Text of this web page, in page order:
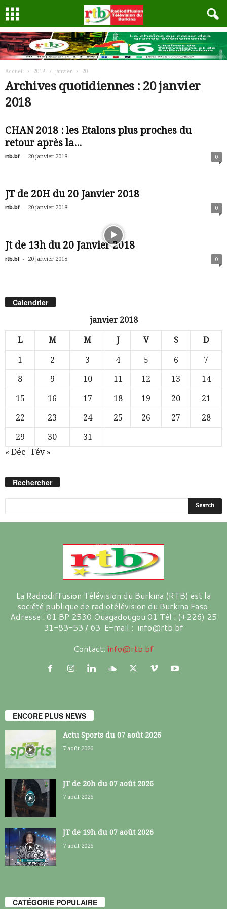
Accueil 2018 janvier 20
Archives quotidiennes : 20 janvier
2018
CHAN 2018 : les Etalons plus proches du
retour après la...
rtb.bf - 20 janvier 2018 0
JT de 20H du 20 Janvier 2018
rtb.bf - 20 janvier 2018 0
Jt de 13h du 20 Janvier 2018
rtb.bf - 20 janvier 2018 0
Calendrier
janvier 2018
L M M J V S D
1 2 3 4 5 6
7
8
9 10 11 12 13
14
15
16 17 18 19 20
21
22
23 24 25 26 27
28
29
30
31
« Déc
Fév »
Rechercher
La Radiodiffusion Télévision du Burkina (RTB) est la
société publique de radiotélévision du Burkina Faso.
Adresse : 01 BP 2530 Ouagadougou 01 Tél : (+226) 25
31-83-53 / 63 E-mail : info@rtb.bf
Contact: info@rtb.bf
ENCORE PLUS NEWS
Actu Sports du 07 août 2026
7 août 2026
JT de 20h du 07 août 2026
7 août 2026
JT de 19h du 07 août 2026
7 août 2026
CATÉGORIE POPULAIRE